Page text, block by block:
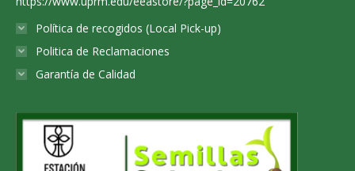
Política de recogidos (Local Pick-up)
Politica de Reclamaciones
Garantía de Calidad